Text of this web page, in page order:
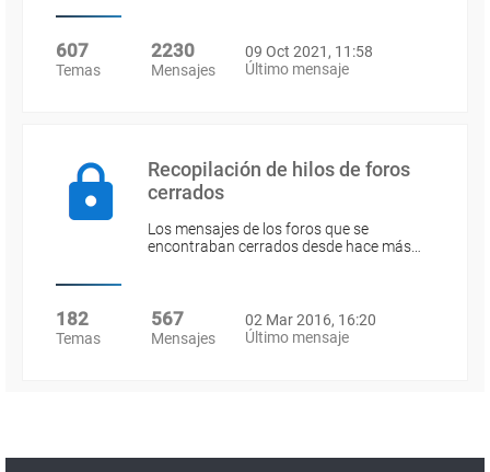
607
Temas
2230
Mensajes
09 Oct 2021, 11:58
Último mensaje
Recopilación de hilos de foros
cerrados
Los mensajes de los foros que se
encontraban cerrados desde hace más…
182
Temas
567
Mensajes
02 Mar 2016, 16:20
Último mensaje